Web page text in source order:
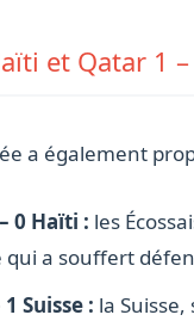
et Qatar 1
a également
0 Haïti : les
a souffert
Suisse : la